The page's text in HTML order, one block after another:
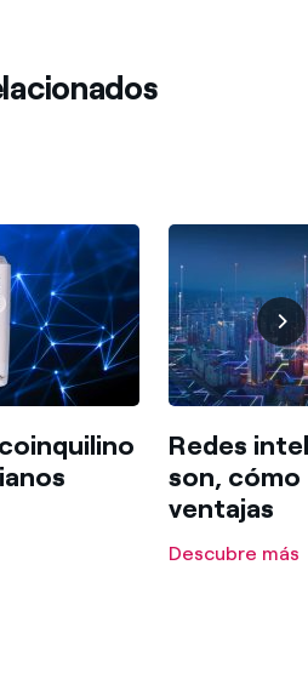
Redes
son,
ventajas
Descubre más